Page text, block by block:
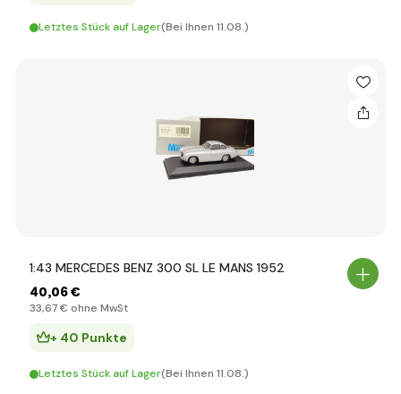
Letztes Stück auf Lager(Bei Ihnen 11.08.)
1:43 MERCEDES BENZ 300 SL LE MANS 1952
40,06 €
33,67 € ohne MwSt
+ 40 Punkte
Letztes Stück auf Lager(Bei Ihnen 11.08.)